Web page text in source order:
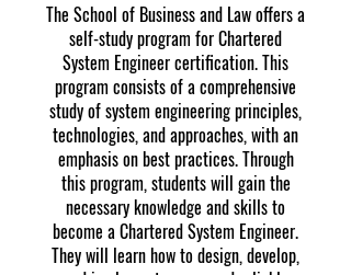
The School of Business and Law offers a
self-study program for Chartered
System Engineer certification. This
program consists of a comprehensive
study of system engineering principles,
technologies, and approaches, with an
emphasis on best practices. Through
this program, students will gain the
necessary knowledge and skills to
become a Chartered System Engineer.
They will learn how to design, develop,